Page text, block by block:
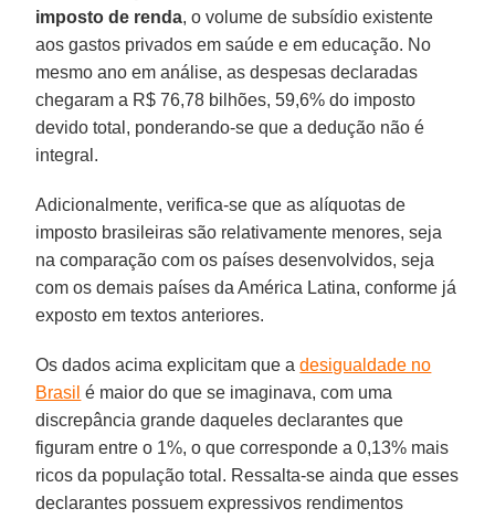
imposto de renda, o volume de subsídio existente
aos gastos privados em saúde e em educação. No
mesmo ano em análise, as despesas declaradas
chegaram a R$ 76,78 bilhões, 59,6% do imposto
devido total, ponderando-se que a dedução não é
integral.
Adicionalmente, verifica-se que as alíquotas de
imposto brasileiras são relativamente menores, seja
na comparação com os países desenvolvidos, seja
com os demais países da América Latina, conforme já
exposto em textos anteriores.
Os dados acima explicitam que adesigualdade no
Brasil é maior do que se imaginava, com uma
discrepância grande daqueles declarantes que
figuram entre o 1%, o que corresponde a 0,13% mais
ricos da população total. Ressalta-se ainda que esses
declarantes possuem expressivos rendimentos